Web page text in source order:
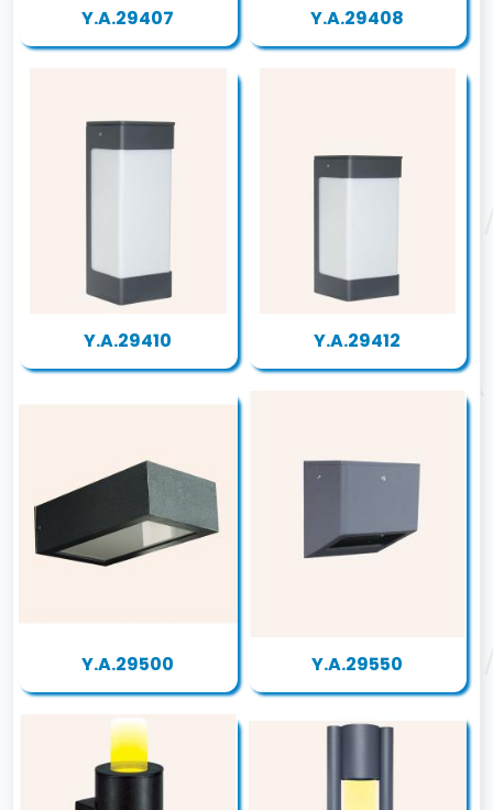
Y.A.29407 Y.A.29408
Y.A.29410 Y.A.29412
Y.A.29500 Y.A.29550